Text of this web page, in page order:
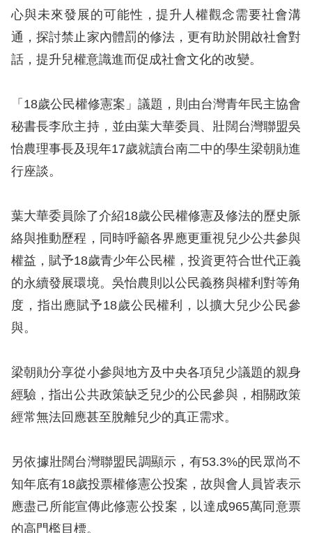
選
擇
語
兒少版
回
頁
站
安
全
策
隱
私
心與未來發展的可能性，提升人權觀念需要社會溝
通，探討禁止家內體罰的修法，更有助於開啟社會對
話，提升兒權意識進而促成社會文化的改變。
「18歲公民權修憲案」議題，則由台灣青年民主協會
秘書長李欣主持，並由葉大華委員、壯闊台灣聯盟吳
怡農理事長及現年17歲就讀台南二中的學生梁朝勛進
行座談。
葉大華委員除了介紹18歲公民權修憲及修法的歷史脈
絡與推動歷程，同時呼籲各界應更重視兒少公共參與
權益，賦予18歲青少年公民權，投資更符合世代正義
的永續發展環境。吳怡農則以公民義務與權利對等角
度，指出應賦予18歲公民權利，以擴大兒少公民參
與。
梁朝勛分享從小參與地方及中央各項兒少議題的親身
經驗，指出公共政策缺乏兒少的公民參與，相關政策
經常無法回應甚至脫離兒少的真正需求。
另依據壯闊台灣聯盟民調顯示，有53.3%的民眾尚不
知年底有18歲投票權修憲公投案，故與會人員皆表示
應盡己所能宣傳此修憲公投案，以達成965萬同意票
的高門檻目標。